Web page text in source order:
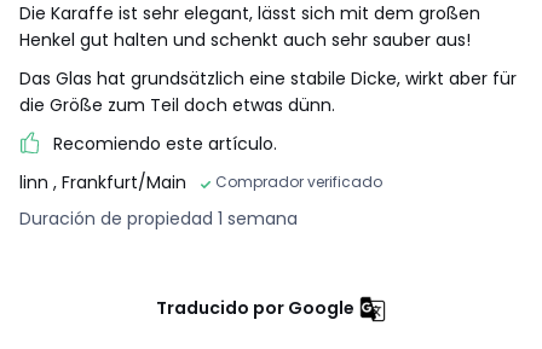
Die Karaffe ist sehr elegant, lässt sich mit dem großen
Henkel gut halten und schenkt auch sehr sauber aus!
Das Glas hat grundsätzlich eine stabile Dicke, wirkt aber für
die Größe zum Teil doch etwas dünn.
Recomiendo este artículo.
linn , Frankfurt/Main Comprador verificado
Duración de propiedad 1 semana
Traducido por Google